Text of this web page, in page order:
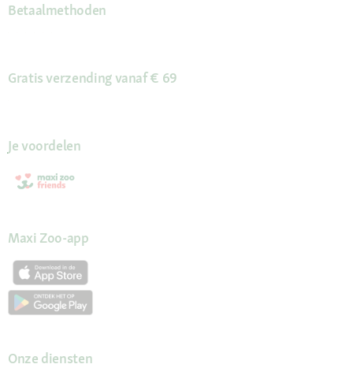
Betaalmethoden
Gratis verzending vanaf € 69
Je voordelen
Maxi Zoo-app
Onze diensten